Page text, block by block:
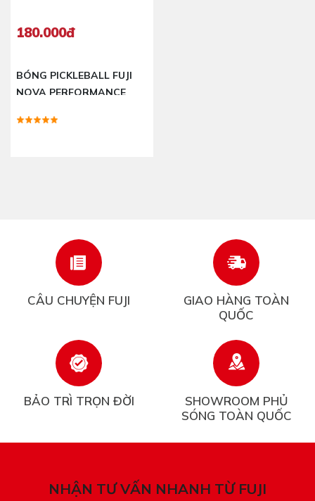
180.000đ
BÓNG PICKLEBALL FUJI
NOVA PERFORMANCE
CÂU CHUYỆN FUJI
GIAO HÀNG TOÀN
QUỐC
BẢO TRÌ TRỌN ĐỜI
SHOWROOM PHỦ
SÓNG TOÀN QUỐC
NHẬN TƯ VẤN NHANH TỪ FUJI